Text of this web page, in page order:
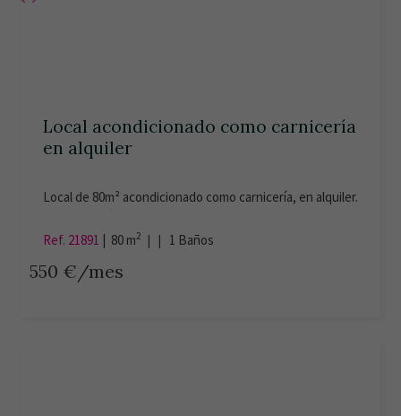
Local acondicionado como carnicería
en alquiler
Local de 80m² acondicionado como carnicería, en alquiler.
de alta, trapas eléctricas. Calle Maestro Nicolás.
Certificación energética en trámite.
Ref. 21891 80 m2 | | 1 Baños
550 €/mes